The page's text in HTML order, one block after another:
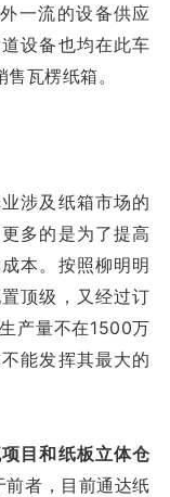
一流的设备供应
设备也均在此车
瓦楞纸箱。
涉及纸箱市场的
多的是为了提高
本。按照柳明明
顶级，又经过订
产量不在1500万
能发挥其最大的
目和纸板立体仓
前者，目前通达纸